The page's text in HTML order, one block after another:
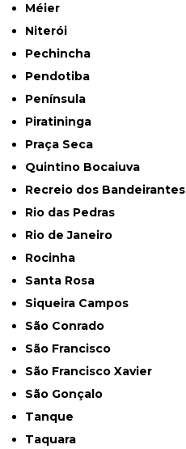
Méier
Niterói
Pechincha
Pendotiba
Península
Piratininga
Praça Seca
Quintino Bocaiuva
Recreio dos Bandeirantes
Rio das Pedras
Rio de Janeiro
Rocinha
Santa Rosa
Siqueira Campos
São Conrado
São Francisco
São Francisco Xavier
São Gonçalo
Tanque
Taquara